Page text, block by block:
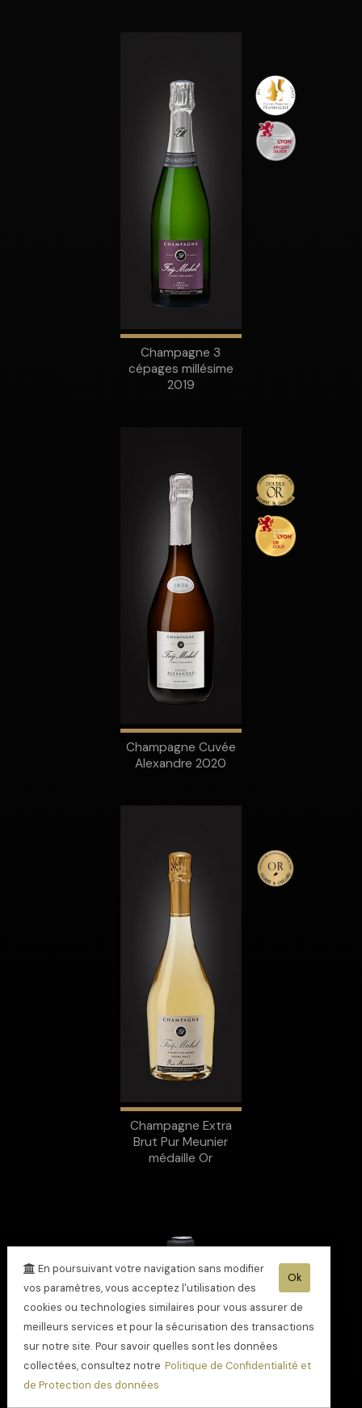
Champagne 3
cépages millésime
2019
Champagne Cuvée
Alexandre 2020
Champagne Extra
Brut Pur Meunier
médaille Or
Ok
En poursuivant votre navigation sans modifier
vos paramètres, vous acceptez l'utilisation des
cookies ou technologies similaires pour vous assurer de
meilleurs services et pour la sécurisation des transactions
sur notre site. Pour savoir quelles sont les données
collectées, consultez notre Politique de Confidentialité et
de Protection des données